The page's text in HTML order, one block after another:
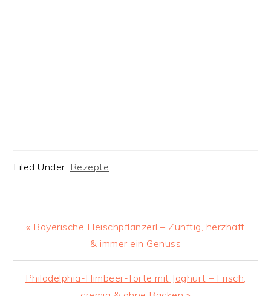
Filed Under: Rezepte
Previous
« Bayerische Fleischpflanzerl – Zünftig, herzhaft
& immer ein Genuss
Next
Philadelphia-Himbeer-Torte mit Joghurt – Frisch,